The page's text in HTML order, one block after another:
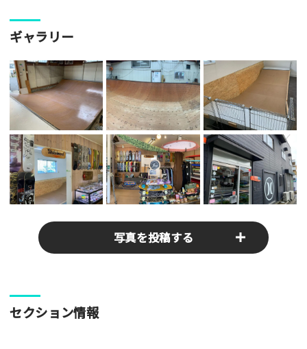
ギャラリー
写真を投稿する
パークやスポットの写真をぜひお送りください！あなたの写真
がみんなの参考となります！
セクション情報